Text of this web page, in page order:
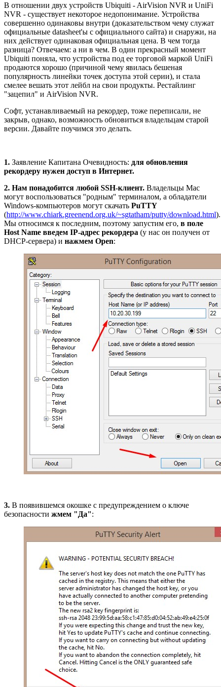
В отношении двух устройств Ubiquiti - AirVision NVR и UniFi
NVR - существует некоторое недопонимание. Устройства
совершенно одинаковы внутри (доказательством чему служат
официальные datasheet'ы с официального сайта) и снаружи, на
них действует одинаковая официальная цена. В чем тогда
разница? Отвечаем: а ни в чем. В один прекрасный момент
Ubiquiti поняла, что устройства под ее торговой маркой UniFi
продаются хорошо (причиной чему явилась бешеная
популярность линейки точек доступа этой серии), и стала
смелее вешать этот лейбл на свои продукты. Рестайлинг
"зацепил" и AirVision NVR.
Софт, устанавливаемый на рекордер, тоже переписали, не
закрыв, однако, возможность обновиться владельцам старой
версии. Давайте поучимся это делать.
1. Заявление Капитана Очевидность: для обновления
рекордеру нужен доступ в Интернет.
2. Нам понадобится любой SSH-клиент. Владельцы Mac
могут воспользоваться "родным" терминалом, а обладатели
Windows-компьютеров могут скачать PuTTY
(http://www.chiark.greenend.org.uk/~sgtatham/putty/download.html).
Мы относимся к последним, поэтому запустим его, в поле
Host Name введем IP-адрес рекордера (у нас он получен от
DHCP-сервера) и нажмем Open:
3. В появившемся окошке с предупреждением о ключе
безопасности жмем "Да":